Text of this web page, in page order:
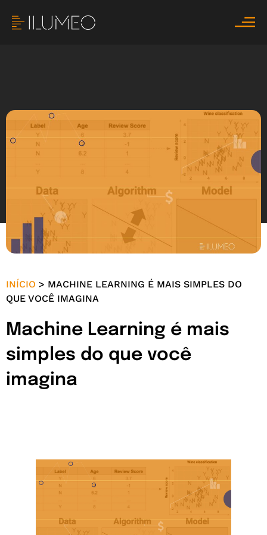
INÍCIO > MACHINE LEARNING É MAIS SIMPLES DO
QUE VOCÊ IMAGINA
Machine Learning é mais
simples do que você
imagina